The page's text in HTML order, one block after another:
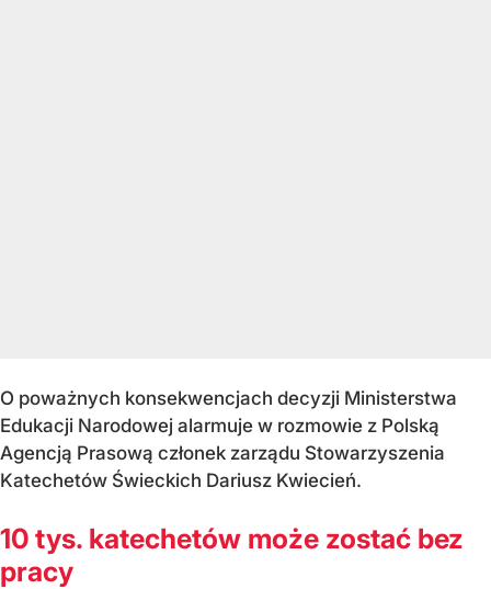
O poważnych konsekwencjach decyzji Ministerstwa
Edukacji Narodowej alarmuje w rozmowie z Polską
Agencją Prasową członek zarządu Stowarzyszenia
Katechetów Świeckich Dariusz Kwiecień.
10 tys. katechetów może zostać bez
pracy